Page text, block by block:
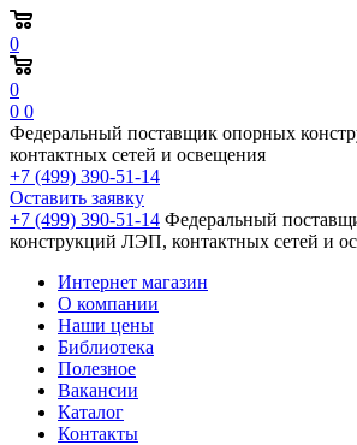
0
0
0 0
Федеральный поставщик опорных
контактных сетей и освещения
+7 (499) 390-51-14
Оставить заявку
+7 (499) 390-51-14 Федеральный
конструкций ЛЭП, контактных сетей и
Интернет магазин
О компании
Наши цены
Библиотека
Полезное
Вакансии
Каталог
Контакты